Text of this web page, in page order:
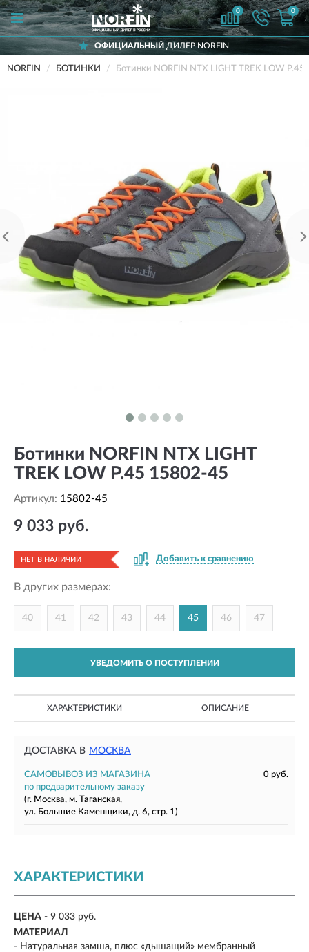
0 0
ОФИЦИАЛЬНЫЙДИЛЕР NORFIN
NORFIN БОТИНКИ Ботинки NORFIN NTX LIGHT TREK LOW Р.45
Ботинки NORFIN NTX LIGHT
TREK LOW Р.45 15802-45
Артикул: 15802-45
9 033 руб.
НЕТ В НАЛИЧИИ Добавить к сравнению
В других размерах:
40 41 42 43 44 45 46 47
УВЕДОМИТЬ О ПОСТУПЛЕНИИ
ХАРАКТЕРИСТИКИ ОПИСАНИЕ
ДОСТАВКА В МОСКВА
САМОВЫВОЗ ИЗ МАГАЗИНА
0 руб.
по предварительному заказу
(г. Москва, м. Таганская,
ул. Большие Каменщики, д. 6, стр. 1)
ХАРАКТЕРИСТИКИ
ЦЕНА - 9 033 руб.
МАТЕРИАЛ
- Натуральная замша, плюс «дышащий» мембранный